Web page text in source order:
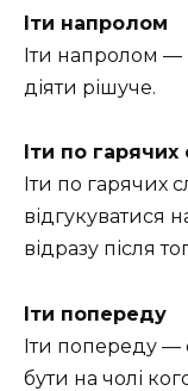
Іти напролом
Іти напролом
діяти рішуче.
Іти по гарячих
Іти по гарячих
відгукуватися
відразу після
Іти попереду
Іти попереду —
бути на чолі